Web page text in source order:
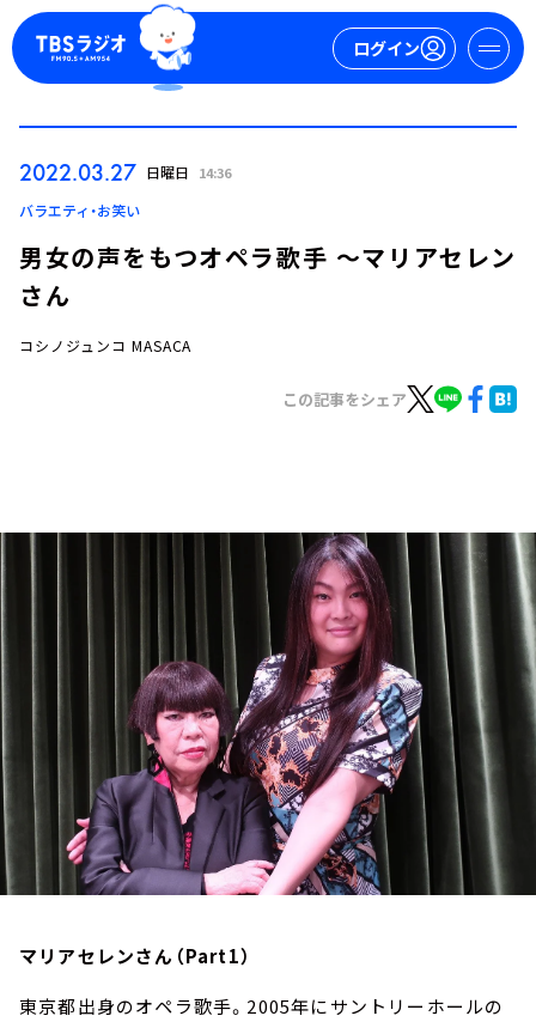
ログイン
ログイン
お知らせ
イベント・グッズ
YouTube
会社情報
2022.03.27 日曜日 14:36
バラエティ・お笑い
男女の声をもつオペラ歌手 ～マリアセレン
さん
コシノジュンコ MASACA
この記事をシェア
マリアセレンさん（Part1）
東京都出身のオペラ歌手。2005年にサントリーホールの